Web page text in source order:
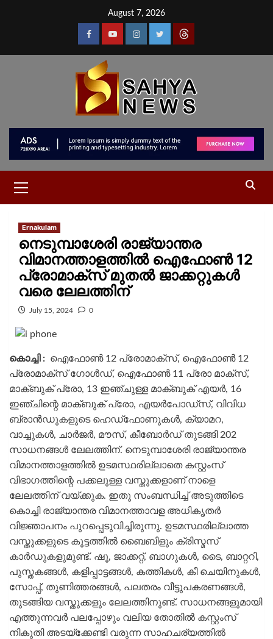
August 7, 2026
Ernakulam
നെടുമ്പാശേരി രാജ്യാന്തര
വിമാനത്താളത്തിൽ ഐഫോൺ 12
പ്രോമാക്സ് മുതൽ ജാക്കറ്റുകൾ
വരെ ലേലത്തിന്
July 15, 2024 0
കൊച്ചി : ഐഫോൺ 12 പ്രോമാക്സ്, ഐഫോൺ 12
പ്രോമാക്സ് ഗോൾഡ്, ഐഫോൺ 11 പ്രോ മാക്സ്,
മാക്ബുക് പ്രോ, 13 ഇഞ്ചുള്ള മാക്ബുക് എയർ, 16
ഇഞ്ചിന്റെ മാക്ബുക് പ്രോ, എയർപോഡ്സ്, വിവിധ
ബ്രാൻഡുകളുടെ ഹെഡ്ഫോണുകൾ, ക്യാമറ,
വാച്ചുകൾ, ചാർജർ, മൗസ്, കീബോർഡ് തുടങ്ങി 202
സാധനങ്ങള്‍ ലേലത്തിന്. നെടുമ്പാശേരി രാജ്യാന്തര
വിമാനത്താളത്തിൽ ഉടമസ്ഥരില്ലാതെ കസ്റ്റംസ്
വിഭാഗത്തിന്റെ പക്കലുള്ള വസ്തുക്കളാണ് നാളെ
ലേലത്തിന് വയ്ക്കുക. ഇതു സംബന്ധിച്ച് അടുത്തിടെ
കൊച്ചി രാജ്യാന്തര വിമാനത്താവള അധികൃതർ
വിജ്ഞാപനം പുറപ്പെടുവിച്ചിരുന്നു. ഉടമസ്ഥരില്ലാത്ത
വസ്തുക്കളുടെ കൂട്ടത്തിൽ ബൈബിളും ക്രിസ്മസ്
കാർഡുകളുമുണ്ട്. ഷൂ, ജാക്കറ്റ്, ബാഗുകൾ, ടൈ, ബാറ്ററി,
പുസ്തകങ്ങൾ, കളിപ്പാട്ടങ്ങൾ‍, കത്തികൾ, കീ ചെയിനുകൾ,
സോപ്പ്, തുണിത്തരങ്ങൾ, പലതരം വീട്ടുപകരണങ്ങൾ,
തുടങ്ങിയ വസ്തുക്കളും ലേലത്തിനുണ്ട്. സാധനങ്ങളുമായി
എത്തുന്നവർ പലപ്പോഴും വലിയ തോതിൽ കസ്റ്റംസ്
നികുതി അടയ്‍ക്കേണ്ടി വരുന്ന സാഹചര്യത്തിൽ